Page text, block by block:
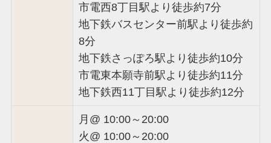
市電西8丁目駅より徒歩約7分
地下鉄バスセンター前駅より徒歩約
8分
地下鉄さっぽろ駅より徒歩約10分
市電東本願寺前駅より徒歩約11分
地下鉄西11丁目駅より徒歩約12分
月@ 10:00～20:00
火@ 10:00～20:00